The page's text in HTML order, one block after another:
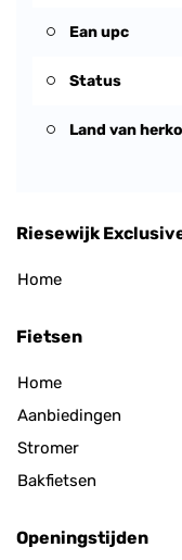
Ean upc
Status
Land van
Riesewijk
Home
Fietsen
Home
Aanbiedingen
Stromer
Bakfietsen
Openingstijden